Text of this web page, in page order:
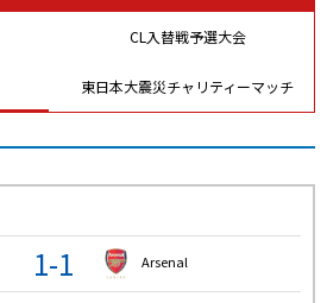
CL入替戦予選大会
東日本大震災チャリティーマッチ
1-1 Arsenal